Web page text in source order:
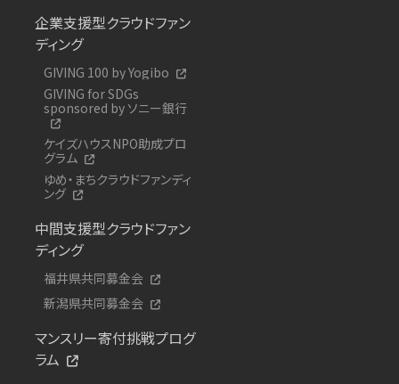
企業支援型クラウドファン
ディング
GIVING 100 by Yogibo
GIVING for SDGs
sponsored by ソニー銀行
ケイズハウスNPO助成プロ
グラム
ゆめ・まちクラウドファンディ
ング
中間支援型クラウドファン
ディング
福井県共同募金会
新潟県共同募金会
マンスリー寄付挑戦プログ
ラム